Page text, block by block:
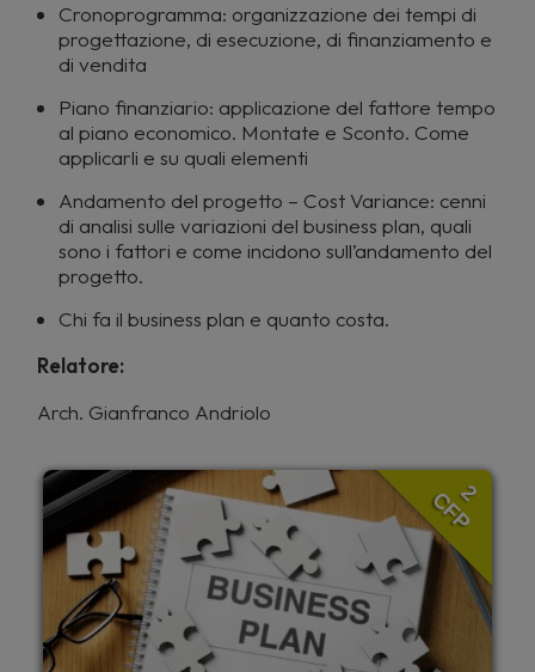
Cronoprogramma: organizzazione dei tempi di
progettazione, di esecuzione, di finanziamento e
di vendita
Piano finanziario: applicazione del fattore tempo
al piano economico. Montate e Sconto. Come
applicarli e su quali elementi
Andamento del progetto – Cost Variance: cenni
di analisi sulle variazioni del business plan, quali
sono i fattori e come incidono sull’andamento del
progetto.
Chi fa il business plan e quanto costa.
Relatore:
Arch. Gianfranco Andriolo
2
CFP